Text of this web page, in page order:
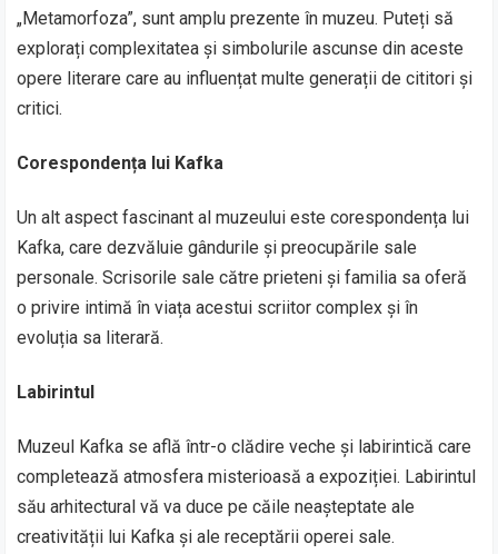
„Metamorfoza”, sunt amplu prezente în muzeu. Puteți să
explorați complexitatea și simbolurile ascunse din aceste
opere literare care au influențat multe generații de cititori și
critici.
Corespondența lui Kafka
Un alt aspect fascinant al muzeului este corespondența lui
Kafka, care dezvăluie gândurile și preocupările sale
personale. Scrisorile sale către prieteni și familia sa oferă
o privire intimă în viața acestui scriitor complex și în
evoluția sa literară.
Labirintul
Muzeul Kafka se află într-o clădire veche și labirintică care
completează atmosfera misterioasă a expoziției. Labirintul
său arhitectural vă va duce pe căile neașteptate ale
creativității lui Kafka și ale receptării operei sale.